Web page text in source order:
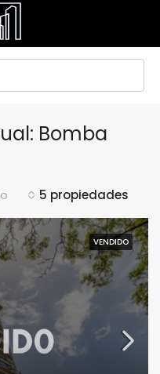
Bomba
5 propiedades
VENDIDO